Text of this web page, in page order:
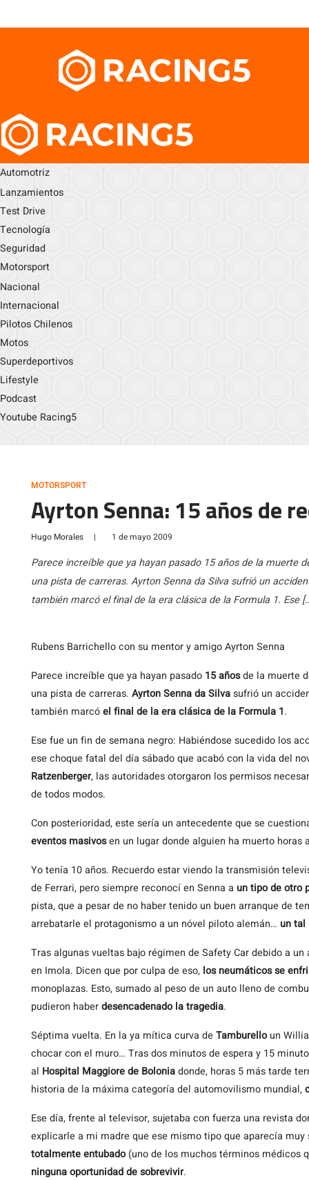
Automotriz
Lanzamientos
Test Drive
Tecnología
Seguridad
Motorsport
Nacional
Internacional
Pilotos Chilenos
Motos
Superdeportivos
Lifestyle
Podcast
Youtube Racing5
MOTORSPORT
Ayrton Senna: 15 años de
Hugo Morales | 1 de mayo 2009
Parece increíble que ya hayan pasado 15 años de la muerte
una pista de carreras. Ayrton Senna da Silva sufrió un
también marcó el final de la era clásica de la Formula 1. Ese
Rubens Barrichello con su mentor y amigo Ayrton Senna
Parece increíble que ya hayan pasado 15 añosde la muerte
una pista de carreras. Ayrton Senna da Silvasufrió un
también marcóel final de la era clásica de la Formula 1.
Ese fue un fin de semana negro: Habiéndose sucedido los
ese choque fatal del día sábado que acabó con la vida del
Ratzenberger, las autoridades otorgaron los permisos
de todos modos.
Con posterioridad, este sería un antecedente que se
eventos masivosen un lugar donde alguien ha muerto horas
Yo tenía 10 años. Recuerdo estar viendo la transmisión
de Ferrari, pero siempre reconocí en Senna a un tipo de otro
pista, que a pesar de no haber tenido un buen arranque de
arrebatarle el protagonismo a un nóvel piloto alemán… un tal
Tras algunas vueltas bajo régimen de Safety Car debido a
en Imola. Dicen que por culpa de eso, los neumáticos se
monoplazas. Esto, sumado al peso de un auto lleno de
pudieron haberdesencadenado la tragedia.
Séptima vuelta. En la ya mítica curva de Tamburelloun
chocar con el muro… Tras dos minutos de espera y 15
al Hospital Maggiore de Boloniadonde, horas 5 más tarde
historia de la máxima categoría del automovilismo mundial,
Ese día, frente al televisor, sujetaba con fuerza una revista
explicarle a mi madre que ese mismo tipo que aparecía
totalmente entubado(uno de los muchos términos médicos
ninguna oportunidad de sobrevivir.